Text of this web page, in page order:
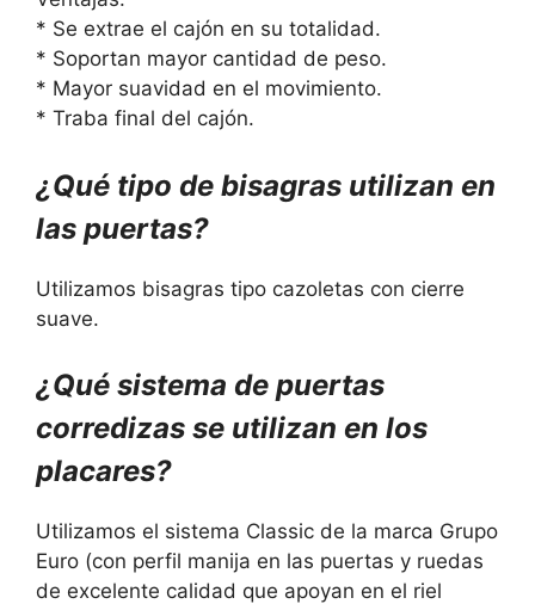
* Se extrae el cajón en su totalidad.
* Soportan mayor cantidad de peso.
* Mayor suavidad en el movimiento.
* Traba final del cajón.
¿Qué tipo de bisagras utilizan en
las puertas?
Utilizamos bisagras tipo cazoletas con cierre
suave.
¿Qué sistema de puertas
corredizas se utilizan en los
placares?
Utilizamos el sistema Classic de la marca Grupo
Euro (con perfil manija en las puertas y ruedas
de excelente calidad que apoyan en el riel